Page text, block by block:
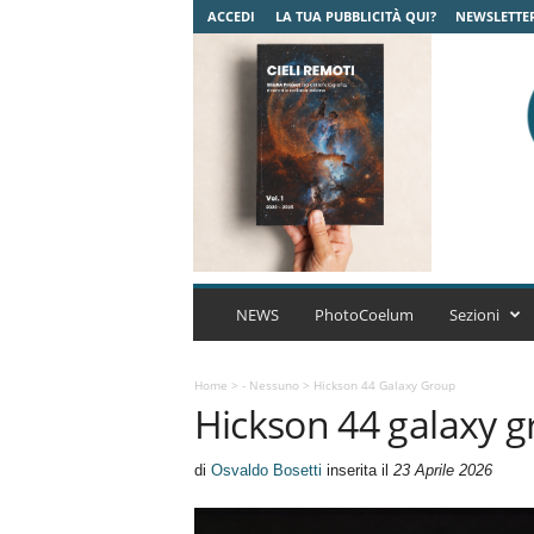
ACCEDI LA TUA PUBBLICITÀ QUI?
C
u
m
A
r
NEWS PhotoCoelum Sezioni
Home > - Nessuno> Hickson 44 Galaxy Group
Hickson 44 galaxy
di Osvaldo Bosetti inserita il 23 Aprile 2026